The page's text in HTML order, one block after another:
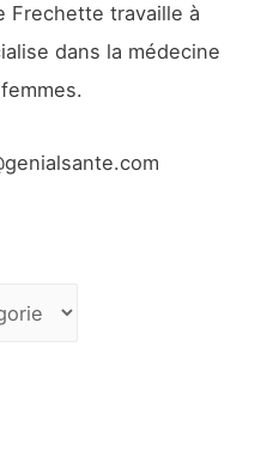
Frechette travaille à
dans la médecine